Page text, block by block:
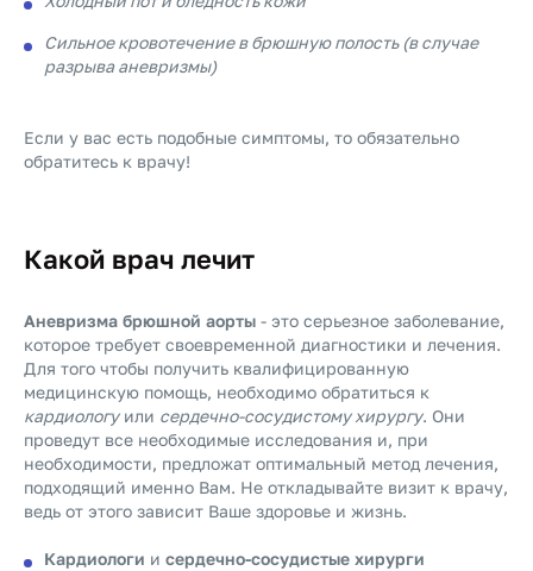
Сильное кровотечение в брюшную полость (в случае
разрыва аневризмы)
Если у вас есть подобные симптомы, то обязательно
обратитесь к врачу!
Какой врач лечит
Аневризма брюшной аорты - это серьезное заболевание,
которое требует своевременной диагностики и лечения.
Для того чтобы получить квалифицированную
медицинскую помощь, необходимо обратиться к
кардиологуили сердечно-сосудистому хирургу. Они
проведут все необходимые исследования и, при
необходимости, предложат оптимальный метод лечения,
подходящий именно Вам. Не откладывайте визит к врачу,
ведь от этого зависит Ваше здоровье и жизнь.
Кардиологи и сердечно-сосудистые хирурги